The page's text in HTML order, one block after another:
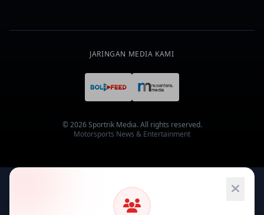
JARINGAN MEDIA KAMI
© 2026 Sportrik Media. All rights reserved.
Motorsports News & Entertainment